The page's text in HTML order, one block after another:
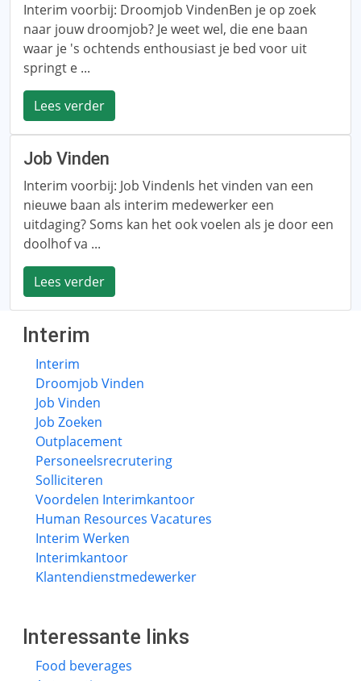
Interim voorbij: Droomjob VindenBen je op zoek
naar jouw droomjob? Je weet wel, die ene baan
waar je 's ochtends enthousiast je bed voor uit
springt e ...
Lees verder
Job Vinden
Interim voorbij: Job VindenIs het vinden van een
nieuwe baan als interim medewerker een
uitdaging? Soms kan het ook voelen als je door een
doolhof va ...
Lees verder
Interim
Interim
Droomjob Vinden
Job Vinden
Job Zoeken
Outplacement
Personeelsrecrutering
Solliciteren
Voordelen Interimkantoor
Human Resources Vacatures
Interim Werken
Interimkantoor
Klantendienstmedewerker
Interessante links
Food beverages